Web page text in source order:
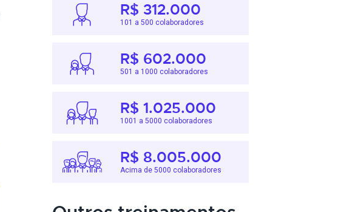
R$ 312.000
101 a 500 colaboradores
R$ 602.000
501 a 1000 colaboradores
R$ 1.025.000
1001 a 5000 colaboradores
R$ 8.005.000
Acima de 5000 colaboradores